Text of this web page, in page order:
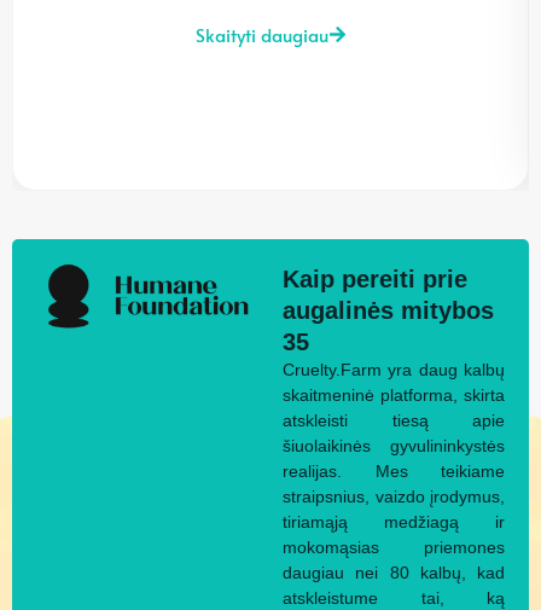
Skaityti daugiau
Kaip pereiti prie
augalinės mitybos
35
Cruelty.Farm yra daug kalbų
skaitmeninė platforma, skirta
atskleisti tiesą apie
šiuolaikinės gyvulininkystės
realijas. Mes teikiame
straipsnius, vaizdo įrodymus,
tiriamąją medžiagą ir
mokomąsias priemones
daugiau nei 80 kalbų, kad
atskleistume tai, ką